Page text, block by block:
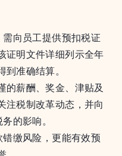
向员工提供预扣税证
证明文件详细列示全年
准确结算。
的薪酬、奖金、津贴及
注税制改革动态，并向
的影响。
缴风险，更能有效预